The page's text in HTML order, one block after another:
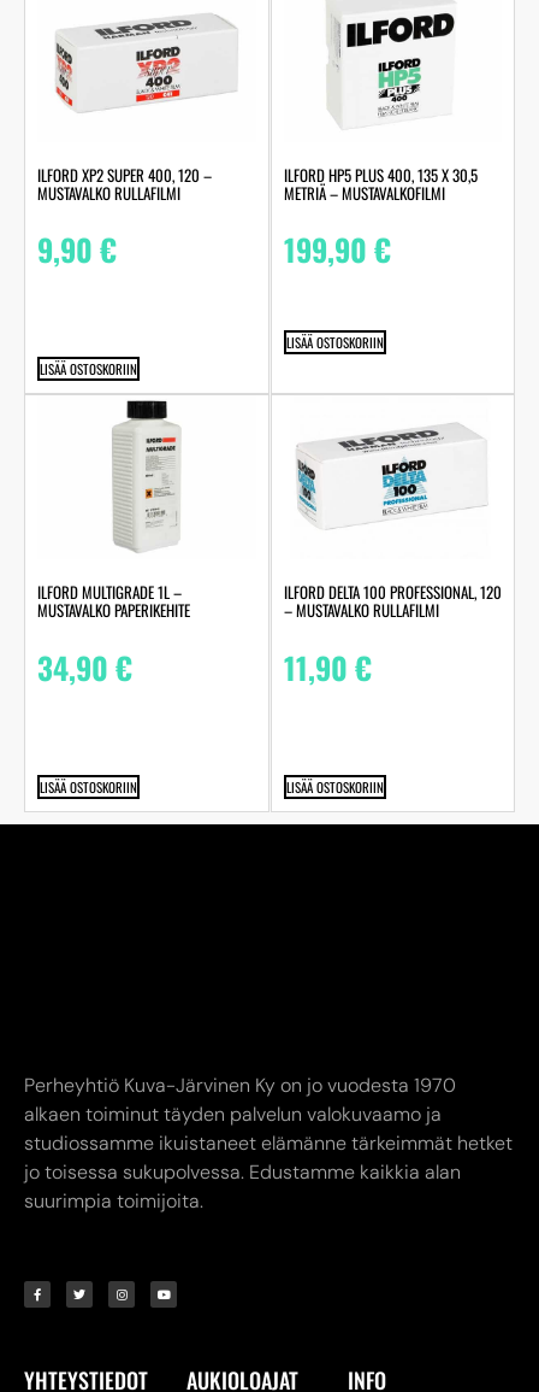
ILFORD XP2 SUPER 400, 120 –
MUSTAVALKO RULLAFILMI
9,90€
LISÄÄ OSTOSKORIIN
ILFORD HP5 PLUS 400, 135 X 30,5
METRIÄ – MUSTAVALKOFILMI
199,90€
LISÄÄ OSTOSKORIIN
ILFORD MULTIGRADE 1L –
MUSTAVALKO PAPERIKEHITE
34,90€
LISÄÄ OSTOSKORIIN
ILFORD DELTA 100 PROFESSIONAL, 120
– MUSTAVALKO RULLAFILMI
11,90€
LISÄÄ OSTOSKORIIN
Perheyhtiö Kuva-Järvinen Ky on jo vuodesta 1970
alkaen toiminut täyden palvelun valokuvaamo ja
studiossamme ikuistaneet elämänne tärkeimmät hetket
jo toisessa sukupolvessa. Edustamme kaikkia alan
suurimpia toimijoita.
YHTEYSTIEDOT AUKIOLOAJAT INFO